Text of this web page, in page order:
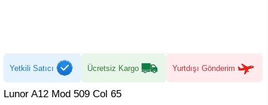
Yetkili Satıcı Ücretsiz Kargo Yurtdışı Gönderim
Lunor A12 Mod 509 Col 65